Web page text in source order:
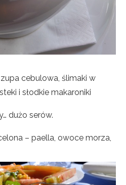
cebulowa, ślimaki w
i słodkie makaroniki
dużo serów.
– paella, owoce morza,